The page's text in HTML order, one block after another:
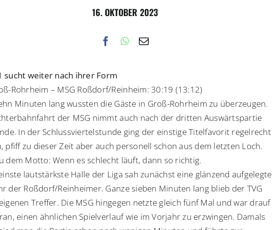
16. OKTOBER 2023
sucht weiter nach ihrer Form
Rohrheim – MSG Roßdorf/Reinheim: 30:19 (13:12)
Minuten lang wussten die Gäste in Groß-Rohrheim zu überzeugen.
der MSG nimmt auch nach der dritten Auswärtspartie
In der Schlussviertelstunde ging der einstige Titelfavorit regelrecht
pfiff zu dieser Zeit aber auch personell schon aus dem letzten Loch.
dem Motto: Wenn es schlecht läuft, dann so richtig.
lautstärkste Halle der Liga sah zunächst eine glänzend aufgelegte
der Roßdorf/Reinheimer. Ganze sieben Minuten lang blieb der TVG
Treffer. Die MSG hingegen netzte gleich fünf Mal und war drauf
einen ähnlichen Spielverlauf wie im Vorjahr zu erzwingen. Damals